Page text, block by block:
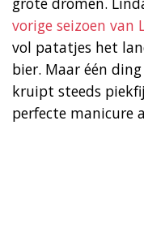
vorige seizoen van
vol patatjes het
bier. Maar één
kruipt steeds
perfecte manicure